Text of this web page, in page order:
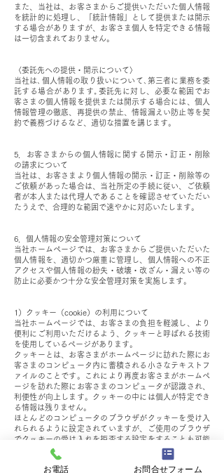
また、当社は、お客さまからご提供いただいた個人情報
を統計的に処理し、「統計情報」として提供または開示
する場合がありますが、お客さま個人を特定できる情報
は一切含まれておりません。
〈委託先への提供・開示について〉
当社は､個人情報の取り扱いについて､第三者に業務を委
託する場合があります｡委託先に対し、必要な範囲でお
客さまの個人情報を提供または開示する場合には、個人
情報管理の徹底、再提供の禁止、情報漏えい防止等を契
約で義務づけるなど、適切な措置を講じます。
5．お客さまからの個人情報に関する開示・訂正・削除
の請求について
当社は、お客さまより個人情報の開示・訂正・削除等の
ご依頼があった場合は、当社所定の手続に従い、ご依頼
者が本人または代理人であることを確認させていただい
たうえで、合理的な範囲で速やかに対応いたします。
6．個人情報の安全管理対策について
当社ホームページでは、お客さまからご提供いただいた
個人情報を、適切かつ厳重に管理し、個人情報への不正
アクセスや個人情報の紛失・破壊・改ざん・漏えい等の
防止に必要かつ十分な安全管理対策を実施します。
1）クッキー（cookie）の利用について
当社ホームページでは、お客さまの負担を軽減し、より
便利にご利用いただけるよう、クッキーと呼ばれる技術
を使用しているページがあります。
クッキーとは、お客さまがホームページに訪れた際にお
客さまのコンピュータ内に蓄積される小さなテキストフ
ァイルのことです。これにより再度お客さまがホームペ
ージを訪れた際にお客さまのコンピュータが認識され、
利便性が向上します。クッキーの中には個人が特定でき
る情報は残りません。
ほとんどのコンピュータのブラウザがクッキーを受け入
れられるように設定されていますが、ご使用のブラウザ
でクッキーの受け入れを拒否する設定をすることも可能
です。但し、その結果、ホームページの一部の機能が正
常に作動しない場合がありますのでご了承ください。
お電話 お問合せフォーム